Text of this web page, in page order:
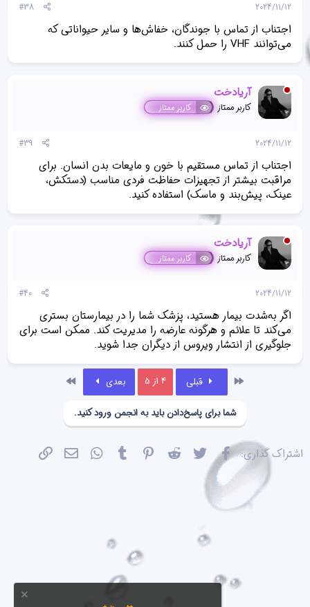
2024/11/12
#38
اجتناب از تماس با جوندگان، خفاش‌ها و سایر حیواناتی که
می‌توانند VHF را حمل کنند.
آریادخت
کاربر ممتاز کاربر ممتاز
2024/11/12
#39
اجتناب از تماس مستقیم با خون و مایعات بدن انسان. برای
مراقبت بیشتر از تجهیزات حفاظت فردی مناسب (دستکش،
عینک، پیش‌بند و ماسک) استفاده کنید.
آریادخت
کاربر ممتاز کاربر ممتاز
2024/11/12
#40
اگر به‌شدت بیمار هستید، پزشک شما را در بیمارستان بستری
می‌کند تا علائم و هرگونه عارضه را مدیریت کند. ممکن است برای
جلوگیری از انتشار ویروس از دیگران جدا شوید.
اول قبلی 4 از 5 بعدی
شما برای پاسخ‌دادن باید به انجمن ورود کنید.
اشتراک گذاری: فیسبوک تویتر Reddit
Pinterest
Tumblr
WhatsApp
ایمیل